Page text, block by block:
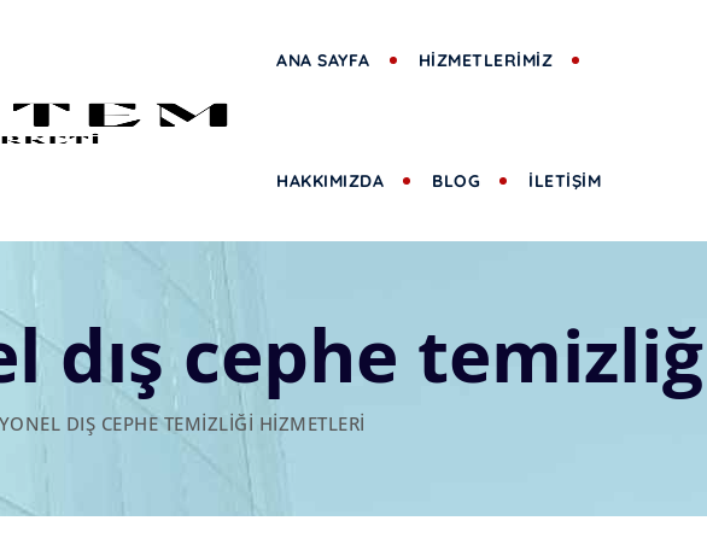
ANA SAYFA HİZMETLERİMİZ
HAKKIMIZDA BLOG İLETİŞİM
dış cephe
DIŞ CEPHE TEMIZLIĞI HIZMETLERI